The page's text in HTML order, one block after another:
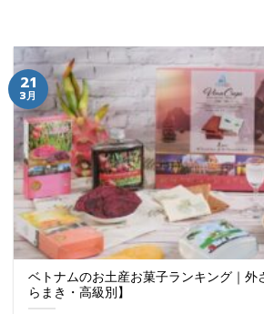
ベトナムのお土産お菓子ランキング｜外
らまき・高級別】
21
3月